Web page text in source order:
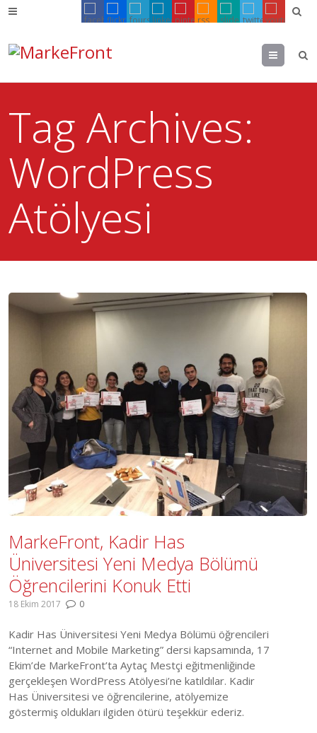
Menu
Tag Archives:
WordPress
Atölyesi
MarkeFront, Kadir Has
Üniversitesi Yeni Medya Bölümü
Öğrencilerini Konuk Etti
18 Ekim 2017 0
Kadir Has Üniversitesi Yeni Medya Bölümü öğrencileri
“Internet and Mobile Marketing” dersi kapsamında, 17
Ekim’de MarkeFront’ta Aytaç Mestçi eğitmenliğinde
gerçekleşen WordPress Atölyesi’ne katıldılar. Kadir
Has Üniversitesi ve öğrencilerine, atölyemize
göstermiş oldukları ilgiden ötürü teşekkür ederiz.